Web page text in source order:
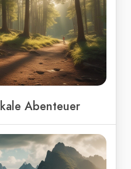
Abenteuer